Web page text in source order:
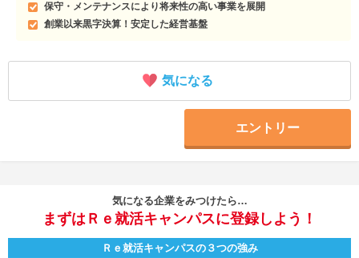
保守・メンテナンスにより将来性の高い事業を展開
創業以来黒字決算！安定した経営基盤
気になる
エントリー
気になる企業をみつけたら…
まずはＲｅ就活キャンパスに登録しよう！
Ｒｅ就活キャンパスの３つの強み